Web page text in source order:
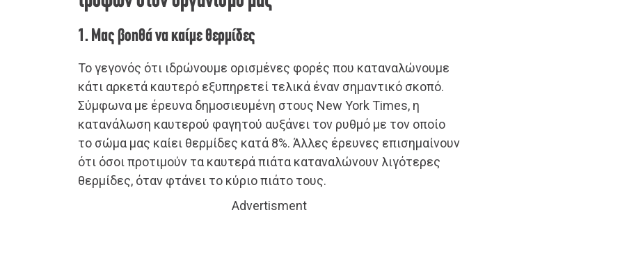
1. Μας βοηθά να καίμε θερμίδες
Το γεγονός ότι ιδρώνουμε ορισμένες φορές που καταναλώνουμε
κάτι αρκετά καυτερό εξυπηρετεί τελικά έναν σημαντικό σκοπό.
Σύμφωνα με έρευνα δημοσιευμένη στους New York Times, η
κατανάλωση καυτερού φαγητού αυξάνει τον ρυθμό με τον οποίο
το σώμα μας καίει θερμίδες κατά 8%. Άλλες έρευνες επισημαίνουν
ότι όσοι προτιμούν τα καυτερά πιάτα καταναλώνουν λιγότερες
θερμίδες, όταν φτάνει το κύριο πιάτο τους.
Advertisment